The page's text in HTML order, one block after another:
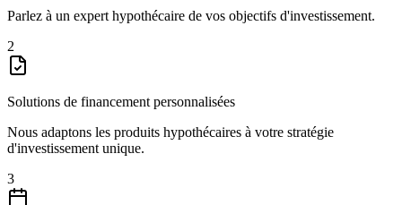
Parlez à un expert hypothécaire de vos objectifs d'investissement.
2
Solutions de financement personnalisées
Nous adaptons les produits hypothécaires à votre stratégie
d'investissement unique.
3